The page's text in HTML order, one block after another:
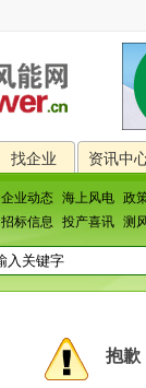
找企业 资讯中
企业动态 海上风电 政
招标信息 投产喜讯 测
抱歉